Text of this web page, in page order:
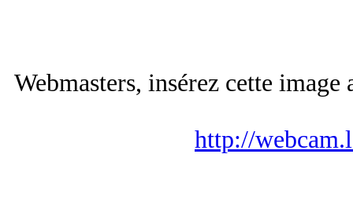
Webmasters, insérez cette
http://